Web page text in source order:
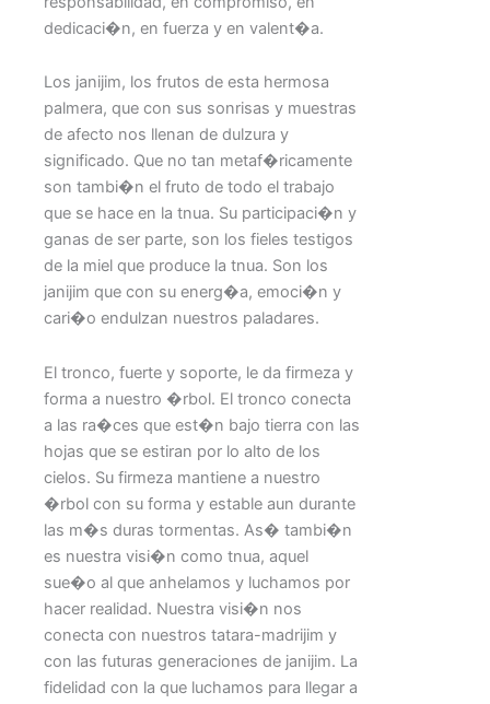
dedicaci�n, en fuerza y en valent�a.
Los janijim, los frutos de esta hermosa
palmera, que con sus sonrisas y muestras
de afecto nos llenan de dulzura y
significado. Que no tan metaf�ricamente
son tambi�n el fruto de todo el trabajo
que se hace en la tnua. Su participaci�n y
ganas de ser parte, son los fieles testigos
de la miel que produce la tnua. Son los
janijim que con su energ�a, emoci�n y
cari�o endulzan nuestros paladares.
El tronco, fuerte y soporte, le da firmeza y
forma a nuestro �rbol. El tronco conecta
a las ra�ces que est�n bajo tierra con las
hojas que se estiran por lo alto de los
cielos. Su firmeza mantiene a nuestro
�rbol con su forma y estable aun durante
las m�s duras tormentas. As� tambi�n
es nuestra visi�n como tnua, aquel
sue�o al que anhelamos y luchamos por
hacer realidad. Nuestra visi�n nos
conecta con nuestros tatara-madrijim y
con las futuras generaciones de janijim. La
fidelidad con la que luchamos para llegar a